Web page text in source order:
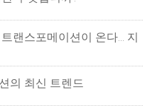
랜스포메이션이 온다... 지
의 최신 트렌드